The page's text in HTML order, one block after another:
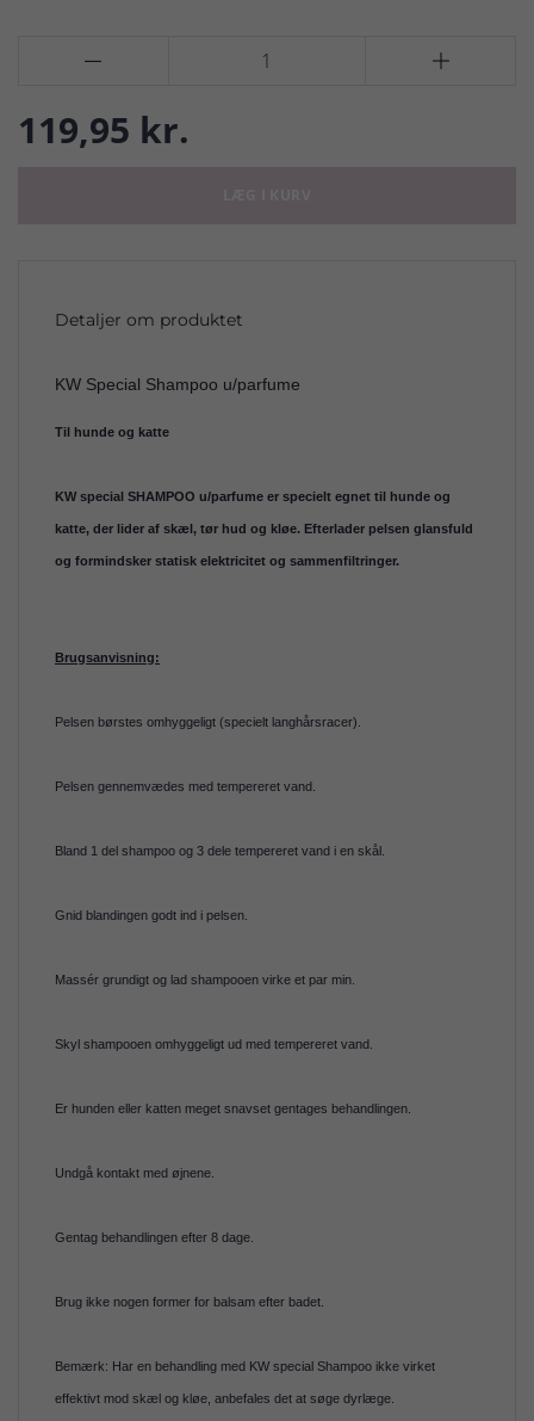
 
119,95 kr.
Detaljer om produktet
KW Special Shampoo u/parfume
Til hunde og katte
KW special SHAMPOO u/parfume er specielt egnet til hunde og
katte, der lider af skæl, tør hud og kløe. Efterlader pelsen glansfuld
og formindsker statisk elektricitet og sammenfiltringer.
Brugsanvisning:
Pelsen børstes omhyggeligt (specielt langhårsracer).
Pelsen gennemvædes med tempereret vand.
Bland 1 del shampoo og 3 dele tempereret vand i en skål.
Gnid blandingen godt ind i pelsen.
Massér grundigt og lad shampooen virke et par min.
Skyl shampooen omhyggeligt ud med tempereret vand.
Er hunden eller katten meget snavset gentages behandlingen.
Undgå kontakt med øjnene.
Gentag behandlingen efter 8 dage.
Brug ikke nogen former for balsam efter badet.
Bemærk: Har en behandling med KW special Shampoo ikke virket
effektivt mod skæl og kløe, anbefales det at søge dyrlæge.